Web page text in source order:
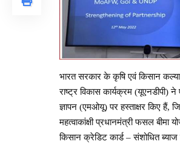
भारत सरकार के कृषि एवं किसान
राष्ट्र विकास कार्यक्रम (यूएनडीपी)
ज्ञापन (एमओयू) पर हस्ताक्षर किए हैं,
महत्वाकांक्षी प्रधानमंत्री फसल बीमा
किसान क्रेडिट कार्ड – संशोधित